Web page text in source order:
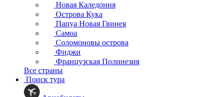
Новая Каледония
Острова Кука
Папуа Новая Гвинея
Самоа
Соломоновы острова
Фиджи
Французская Полинезия
Все страны
Поиск тура